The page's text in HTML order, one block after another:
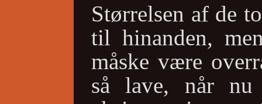
Størrelsen af de
til hinanden,
måske være
så lave, når